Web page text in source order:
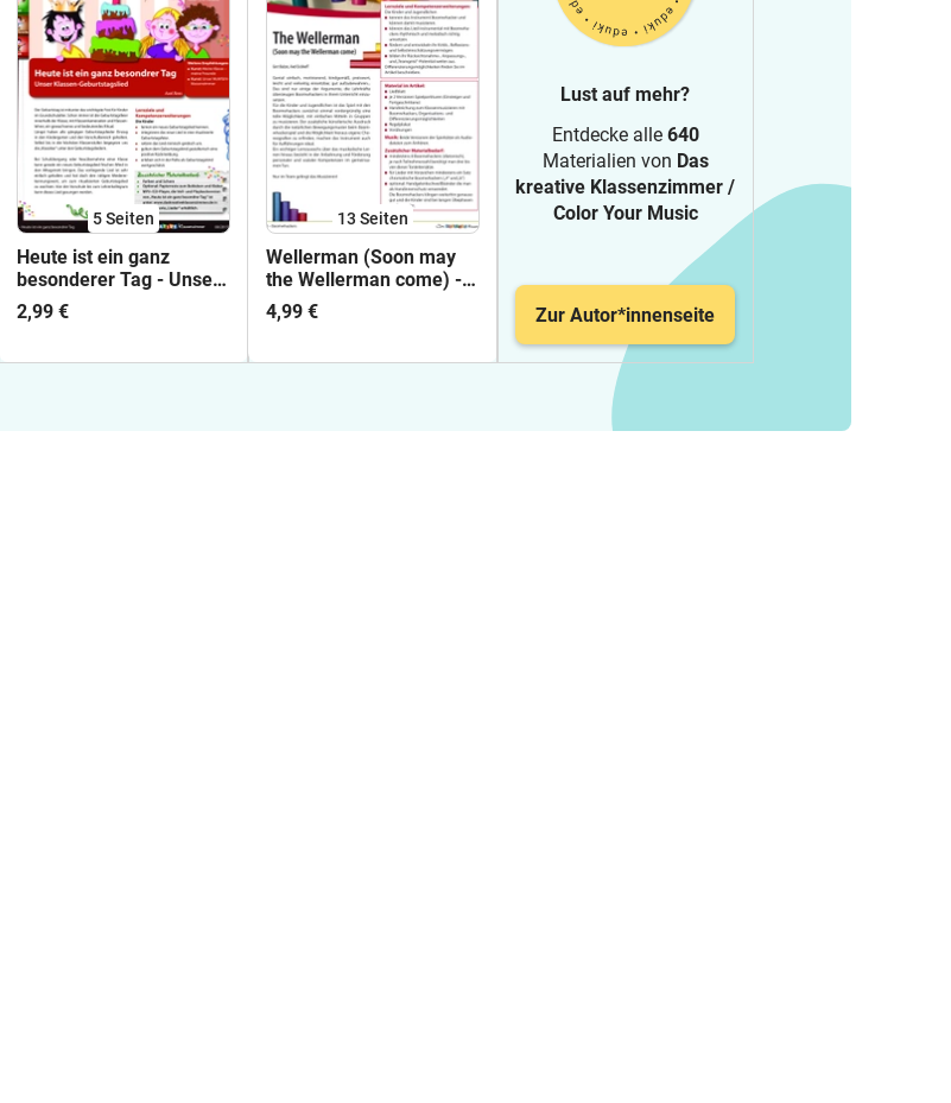
5Seiten
Heute ist ein ganz
besonderer Tag - Unser
Klassen-Geburtstagslied
2,99 €
13 Seiten
Wellerman (Soon may
the Wellerman come) -
Boomwhackers
4,99 €
Lust auf mehr?
Entdecke alle 640
Materialien von Das
kreative Klassenzimmer /
Color Your Music
Zur Autor*innenseite